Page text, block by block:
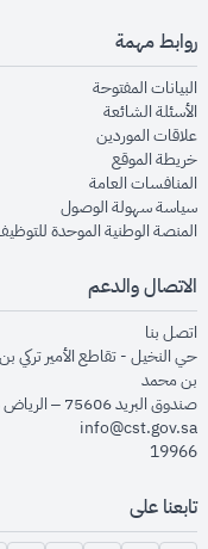
روابط مهمة
البيانات المفتوحةnew window
الأسئلة الشائعةnew window
علاقات الموردينnew window
خريطة الموقعin new window
المنافسات العامةwindow
سياسة سهولة الوصولwindow
المنصة الوطنية الموحدة
الاتصال والدعم
اتصل بنا
حي النخيل - تقاطع الأمير تركي
بن محمد
صندوق البريد 75606 – الرياض 11588
info@cst.gov.sa
19966
تابعنا على